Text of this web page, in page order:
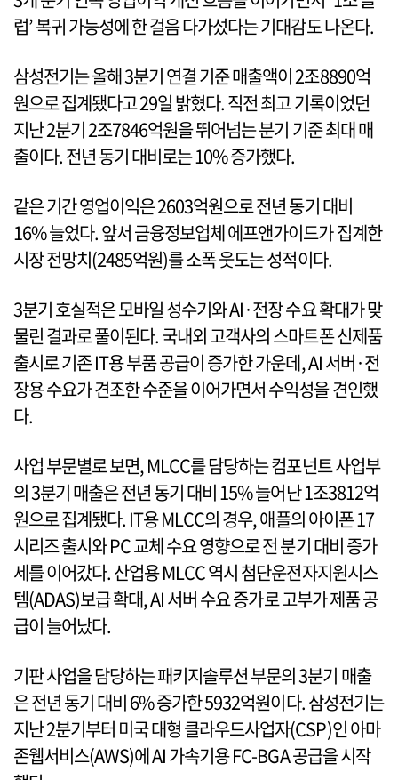
럽’ 복귀 가능성에 한 걸음 다가섰다는 기대감도 나온다.
삼성전기는 올해 3분기 연결 기준 매출액이 2조8890억
원으로 집계됐다고 29일 밝혔다. 직전 최고 기록이었던
지난 2분기 2조7846억원을 뛰어넘는 분기 기준 최대 매
출이다. 전년 동기 대비로는 10% 증가했다.
같은 기간 영업이익은 2603억원으로 전년 동기 대비
16% 늘었다. 앞서 금융정보업체 에프앤가이드가 집계한
시장 전망치(2485억원)를 소폭 웃도는 성적이다.
3분기 호실적은 모바일 성수기와 AI·전장 수요 확대가 맞
물린 결과로 풀이된다. 국내외 고객사의 스마트폰 신제품
출시로 기존 IT용 부품 공급이 증가한 가운데, AI 서버·전
장용 수요가 견조한 수준을 이어가면서 수익성을 견인했
다.
사업 부문별로 보면, MLCC를 담당하는 컴포넌트 사업부
의 3분기 매출은 전년 동기 대비 15% 늘어난 1조3812억
원으로 집계됐다. IT용 MLCC의 경우, 애플의 아이폰 17
시리즈 출시와 PC 교체 수요 영향으로 전 분기 대비 증가
세를 이어갔다. 산업용 MLCC 역시 첨단운전자지원시스
템(ADAS)보급 확대, AI 서버 수요 증가로 고부가 제품 공
급이 늘어났다.
기판 사업을 담당하는 패키지솔루션 부문의 3분기 매출
은 전년 동기 대비 6% 증가한 5932억원이다. 삼성전기는
지난 2분기부터 미국 대형 클라우드사업자(CSP)인 아마
존웹서비스(AWS)에 AI 가속기용 FC-BGA 공급을 시작